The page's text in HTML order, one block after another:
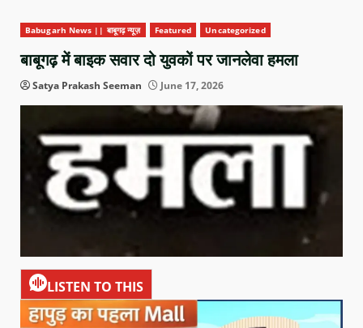
Babugarh News || बाबूगढ़ न्यूज़ Featured Uncategorized
बाबूगढ़ में बाइक सवार दो युवकों पर जानलेवा हमला
Satya Prakash Seeman June 17, 2026
LISTEN TO THIS